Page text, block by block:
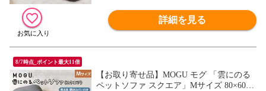
詳細を見る
8/7時点_ポイント最大11倍
【お取り寄せ品】MOGU モグ 「雲にのる
ペットソファ スクエア」Mサイズ 80×60×2